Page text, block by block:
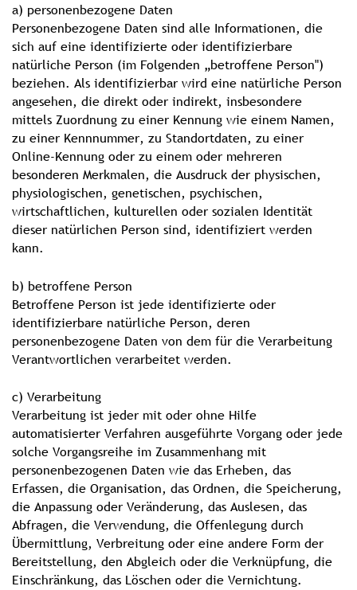
a) personenbezogene Daten
Personenbezogene Daten sind alle Informationen, die
sich auf eine identifizierte oder identifizierbare
natürliche Person (im Folgenden „betroffene Person")
beziehen. Als identifizierbar wird eine natürliche Person
angesehen, die direkt oder indirekt, insbesondere
mittels Zuordnung zu einer Kennung wie einem Namen,
zu einer Kennnummer, zu Standortdaten, zu einer
Online-Kennung oder zu einem oder mehreren
besonderen Merkmalen, die Ausdruck der physischen,
physiologischen, genetischen, psychischen,
wirtschaftlichen, kulturellen oder sozialen Identität
dieser natürlichen Person sind, identifiziert werden
kann.
b) betroffene Person
Betroffene Person ist jede identifizierte oder
identifizierbare natürliche Person, deren
personenbezogene Daten von dem für die Verarbeitung
Verantwortlichen verarbeitet werden.
c) Verarbeitung
Verarbeitung ist jeder mit oder ohne Hilfe
automatisierter Verfahren ausgeführte Vorgang oder jede
solche Vorgangsreihe im Zusammenhang mit
personenbezogenen Daten wie das Erheben, das
Erfassen, die Organisation, das Ordnen, die Speicherung,
die Anpassung oder Veränderung, das Auslesen, das
Abfragen, die Verwendung, die Offenlegung durch
Übermittlung, Verbreitung oder eine andere Form der
Bereitstellung, den Abgleich oder die Verknüpfung, die
Einschränkung, das Löschen oder die Vernichtung.